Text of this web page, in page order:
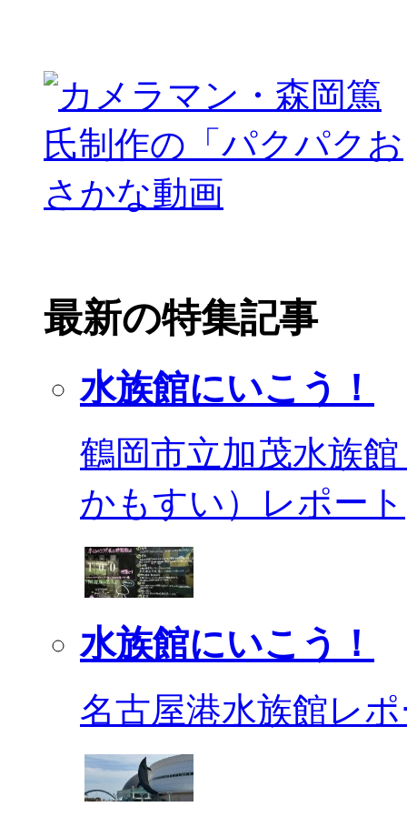
最新の特集記事
水族館にいこう！
鶴岡市立加茂水族
かもすい）レポート
水族館にいこう！
名古屋港水族館レ